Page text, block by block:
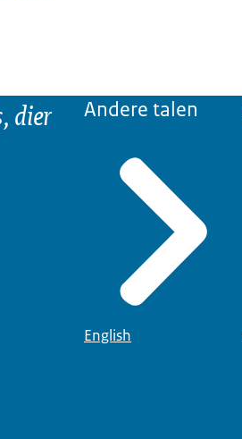
dier
Andere talen
English